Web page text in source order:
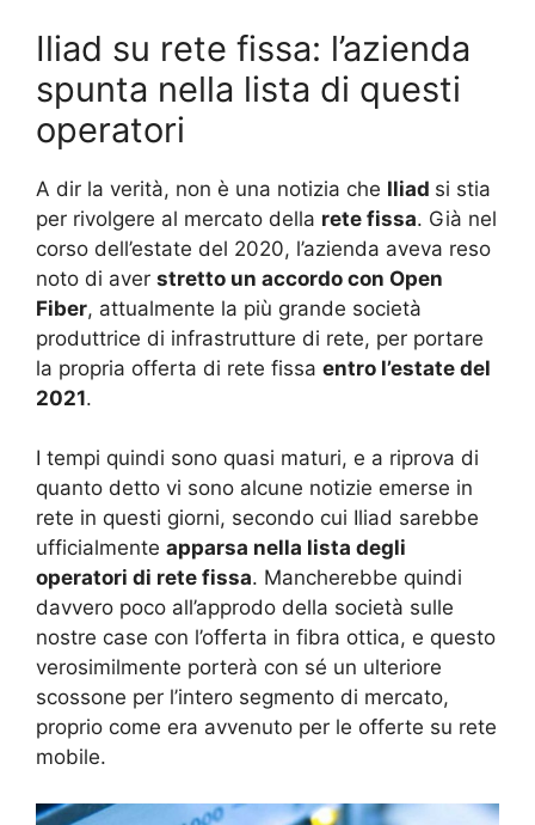
Iliad su rete fissa: l’azienda
spunta nella lista di questi
operatori
A dir la verità, non è una notizia che Iliad si stia
per rivolgere al mercato della rete fissa. Già nel
corso dell’estate del 2020, l’azienda aveva reso
noto di aver stretto un accordo con Open
Fiber, attualmente la più grande società
produttrice di infrastrutture di rete, per portare
la propria offerta di rete fissa entro l’estate del
2021.
I tempi quindi sono quasi maturi, e a riprova di
quanto detto vi sono alcune notizie emerse in
rete in questi giorni, secondo cui Iliad sarebbe
ufficialmente apparsa nella lista degli
operatori di rete fissa. Mancherebbe quindi
davvero poco all’approdo della società sulle
nostre case con l’offerta in fibra ottica, e questo
verosimilmente porterà con sé un ulteriore
scossone per l’intero segmento di mercato,
proprio come era avvenuto per le offerte su rete
mobile.